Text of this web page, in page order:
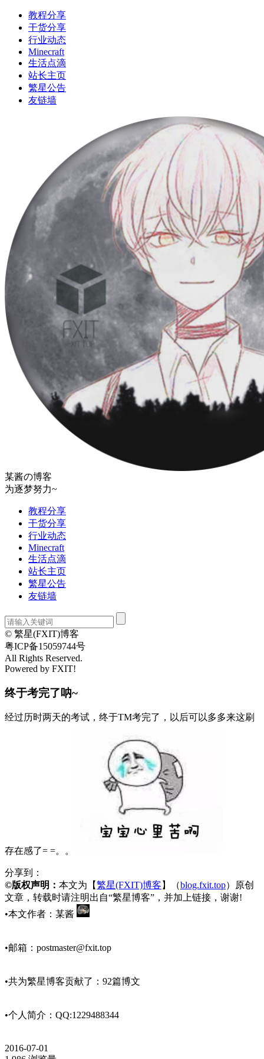
教程分享
干货分享
行业动态
Minecraft
生活点滴
站长主页
繁星公告
友链墙
某酱の博客
为逐梦努力~
教程分享
干货分享
行业动态
Minecraft
生活点滴
站长主页
繁星公告
友链墙
© 繁星(FXIT)博客
粤ICP备15059744号
All Rights Reserved.
Powered by FXIT!
终于考完了呐~
经过历时两天的考试，终于TM考完了，以后可以多多来这刷
存在感了= =。。
分享到：
©版权声明： 本文为【繁星(FXIT)博客 】（blog.fxit.top）原创
文章，转载时请注明出自“繁星博客”，并加上链接，谢谢!
•本文作者：某酱
•邮箱： postmaster@fxit.top
•共为繁星博客贡献了：92篇博文
•个人简介：QQ:1229488344
2016-07-01